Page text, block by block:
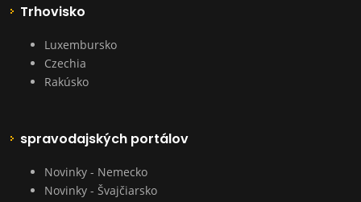
Trhovisko
Luxembursko
Czechia
Rakúsko
spravodajských portálov
Novinky - Nemecko
Novinky - Švajčiarsko